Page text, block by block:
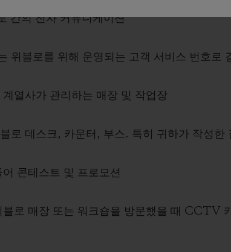
간의 전자 커뮤니케이션
위블로를 위해 운영되는 고객 서비스 번호로
열사가 관리하는 매장 및 작업장
로 데스크, 카운터, 부스. 특히 귀하가 작성한
콘테스트 및 프로모션
로 매장 또는 워크숍을 방문했을 때 CCTV